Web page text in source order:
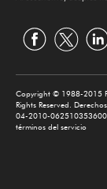
Copyright © 1988-2015
Rights Reserved.
04-2010-
términos del servicio